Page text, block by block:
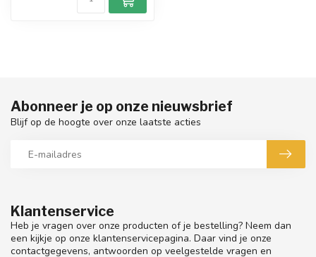
Klantenservice
Heb je vragen over onze producten of je bestelling? Neem dan
een kijkje op onze klantenservicepagina. Daar vind je onze
contactgegevens, antwoorden op veelgestelde vragen en
Abonneer je op onze nieuwsbrief
Blijf op de hoogte over onze laatste acties